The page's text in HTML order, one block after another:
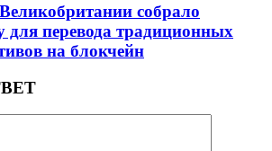
собрало
для перевода традиционных
на блокчейн